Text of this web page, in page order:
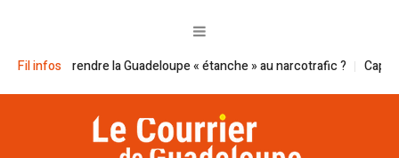
Fil infos
Guadeloupe « étanche » au narcotrafic ? Cap excellence et le